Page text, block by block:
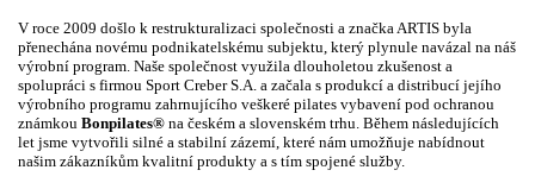
V roce 2009 došlo k restrukturalizaci společnosti a značka ARTIS byla
přenechána novému podnikatelskému subjektu, který plynule navázal na náš
výrobní program. Naše společnost využila dlouholetou zkušenost a
spolupráci s firmou Sport Creber S.A. a začala s produkcí a distribucí jejího
výrobního programu zahrnujícího veškeré pilates vybavení pod ochranou
známkou Bonpilates® na českém a slovenském trhu. Během následujících
let jsme vytvořili silné a stabilní zázemí, které nám umožňuje nabídnout
našim zákazníkům kvalitní produkty a s tím spojené služby.